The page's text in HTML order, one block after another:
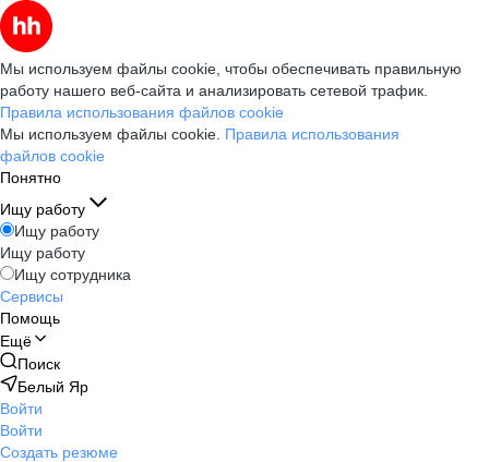
Мы используем файлы cookie, чтобы обеспечивать правильную
работу нашего веб-сайта и анализировать сетевой трафик.
Правила использования файлов cookie
Мы используем файлы cookie. Правила использования
файлов cookie
Понятно
Ищу работу
Ищу работу
Ищу работу
Ищу сотрудника
Сервисы
Помощь
Ещё
Поиск
Белый Яр
Войти
Войти
Создать резюме